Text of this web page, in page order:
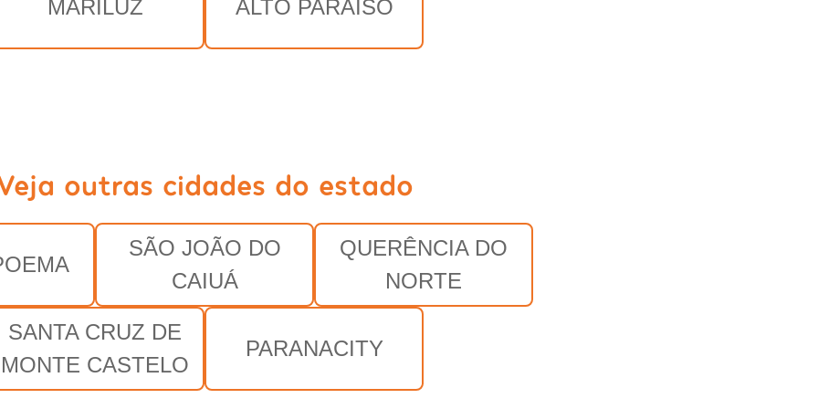
MARILUZ ALTO PARAÍSO
outras cidades do estado
SÃO JOÃO DO
CAIUÁ
QUERÊNCIA DO
NORTE
SANTA CRUZ DE
MONTE CASTELO
PARANACITY